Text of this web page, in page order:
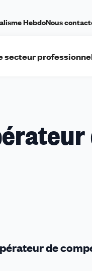
HebdoNous
secteur
de